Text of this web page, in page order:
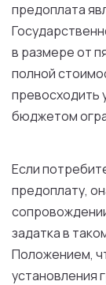
предоплата
в размереот
полной
превосходить
бюджетом
Если
предоплату,
задаткав
Положением,
установления